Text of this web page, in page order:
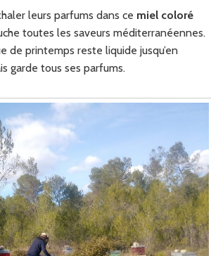
leurs parfums dans ce miel coloré
toutes les saveurs méditerranéennes.
de printemps reste liquide jusqu’en
garde tous ses parfums.